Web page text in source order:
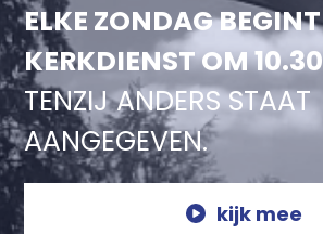
ELKE ZONDAG
KERKDIENST OM
TENZIJ ANDERS STAAT
AANGEGEVEN.
kijk mee